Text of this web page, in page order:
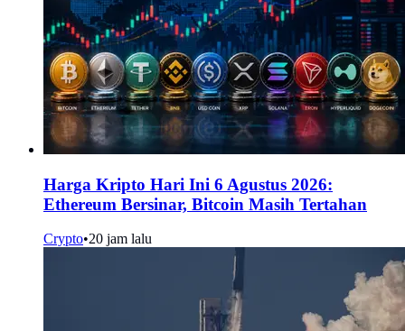
Harga Kripto Hari Ini 6 Agustus 2026:
Ethereum Bersinar, Bitcoin Masih Tertahan
Crypto•20 jam lalu